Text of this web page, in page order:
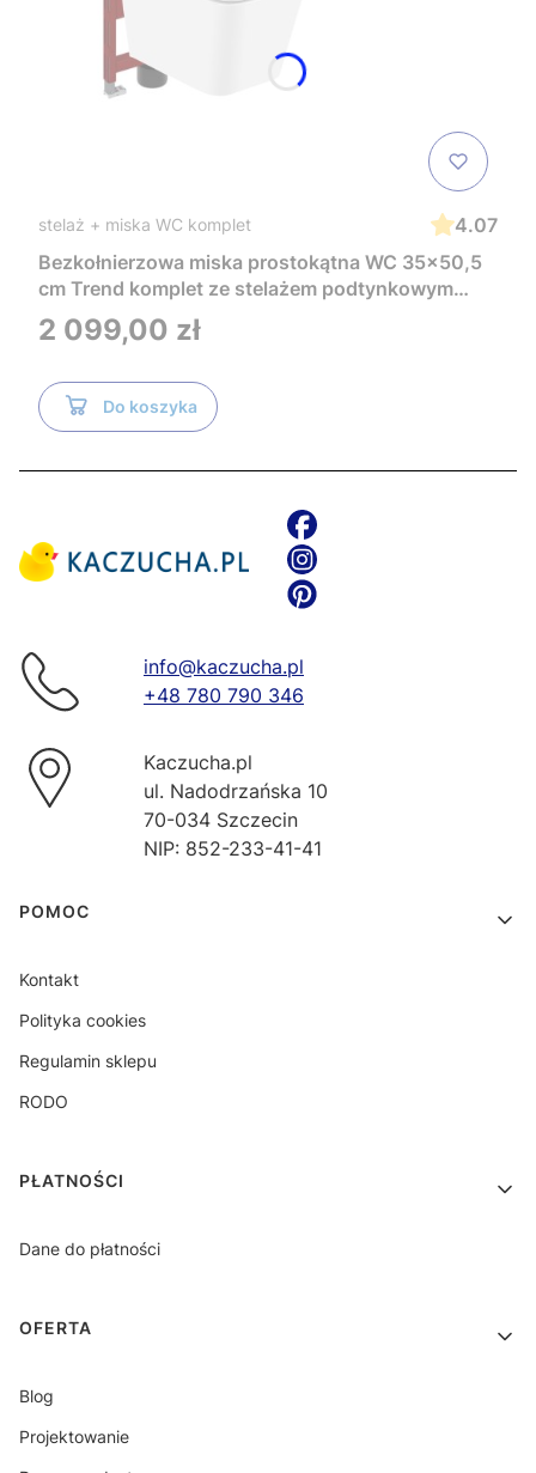
stelaż + miska WC komplet
4.07
Bezkołnierzowa miska prostokątna WC 35x50,5
cm Trend komplet ze stelażem podtynkowym
Tece i czarnym przyciskiem TeceNow
TR2216+Tece
Cena
2 099,00 zł
Do koszyka
info@kaczucha.pl
+48 780 790 346
Kaczucha.pl
ul. Nadodrzańska 10
70-034 Szczecin
NIP: 852-233-41-41
Linki w stopce
POMOC
Kontakt
Polityka cookies
Regulamin sklepu
RODO
PŁATNOŚCI
Dane do płatności
OFERTA
Blog
Projektowanie